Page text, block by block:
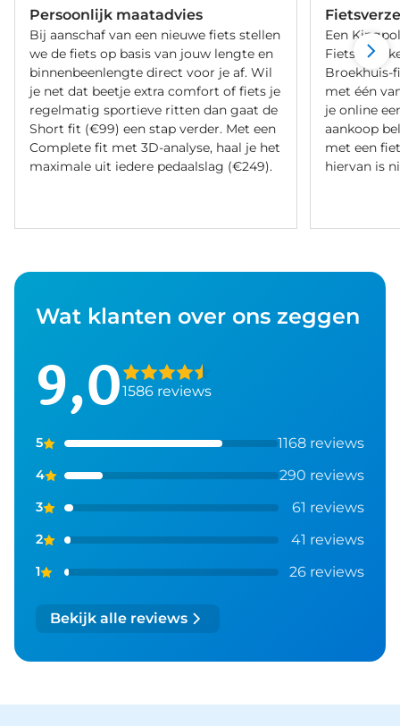
Persoonlijk maatadvies
Bij aanschaf van een nieuwe fiets stellen
we de fiets op basis van jouw lengte en
binnenbeenlengte direct voor je af. Wil
je net dat beetje extra comfort of fiets je
regelmatig sportieve ritten dan gaat de
Short fit (€99) een stap verder. Met een
Complete fit met 3D-analyse, haal je het
maximale uit iedere pedaalslag (€249).
Een
Broekhuis-
met één
je online
aankoop
met een
hiervan is
Wat klanten over ons zeggen
9,01586 reviews
5 1168 reviews
4 290 reviews
3 61 reviews
2 41 reviews
1 26 reviews
Bekijk alle reviews